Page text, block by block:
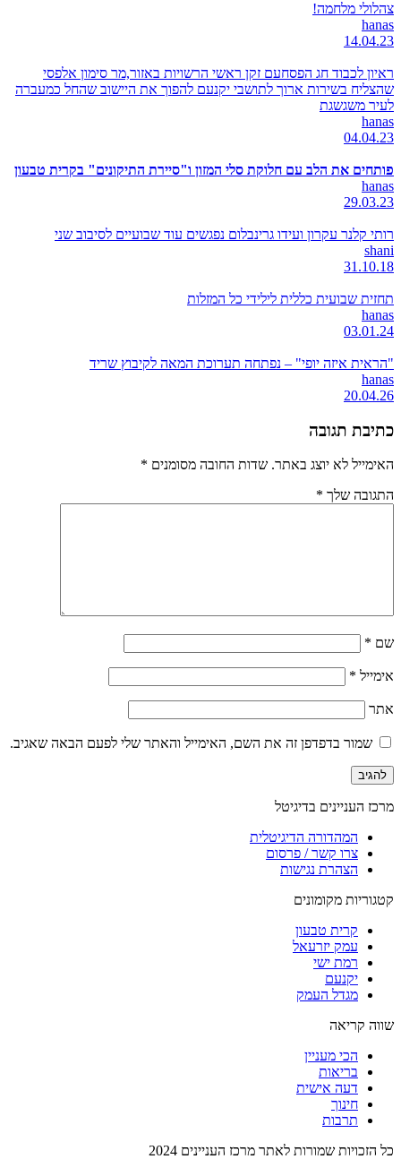
צהלולי מלחמה!
hanas
14.04.23
ראיון לכבוד חג הפסחעם זקן ראשי הרשויות באזור,מר סימון אלפסי
שהצליח בשירות ארוך לתושבי יקנעם להפוך את היישוב שהחל כמעברה
לעיר משגשגת
hanas
04.04.23
פותחים את הלב עם חלוקת סלי המזון ו"סיירת התיקונים" בקרית טבעון
hanas
29.03.23
רותי קלנר עקרון ועידו גרינבלום נפגשים עוד שבועיים לסיבוב שני
shani
31.10.18
תחזית שבועית כללית לילידי כל המזלות
hanas
03.01.24
"הראית איזה יופי" – נפתחה תערוכת המאה לקיבוץ שריד
hanas
20.04.26
כתיבת תגובה
האימייל לא יוצג באתר. שדות החובה מסומנים *
התגובה שלך *
שם *
אימייל *
אתר
שמור בדפדפן זה את השם, האימייל והאתר שלי לפעם הבאה שאגיב.
מרכז העניינים בדיגיטל
המהדורה הדיגיטלית
צרו קשר / פרסום
הצהרת נגישות
קטגוריות מקומונים
קרית טבעון
עמק יזרעאל
רמת ישי
יקנעם
מגדל העמק
שווה קריאה
הכי מעניין
בריאות
דעה אישית
חינוך
תרבות
כל הזכויות שמורות לאתר מרכז העניינים 2024